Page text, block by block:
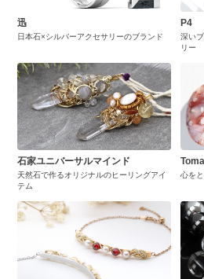
迅
日本石×シルバーアクセサリーのブランド
P4
深い
リー
石家ユニバーサルマインド
天然石で作るオリジナルのヒーリングアイ
テム
心を